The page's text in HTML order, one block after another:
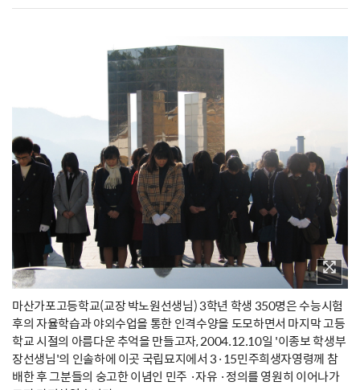
마산가포고등학교(교장 박노원선생님) 3학년 학생 350명은 수능시험
후의 자율학습과 야외수업을 통한 인격수양을 도모하면서 마지막 고등
학교 시절의 아름다운 추억을 만들고자, 2004.12.10일 '이종보 학생부
장선생님'의 인솔하에 이곳 국립묘지에서 3·15민주희생자영령께 참
배한 후 그분들의 숭고한 이념인 민주 ·자유 ·정의를 영원히 이어나가